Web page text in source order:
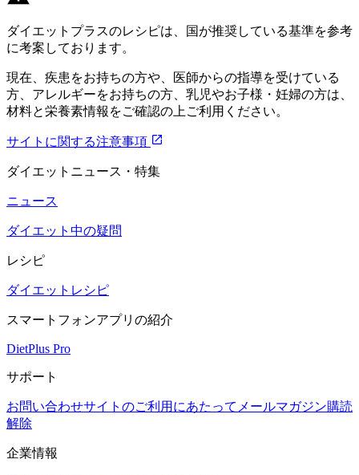
ダイエットプラスのレシピは、国が推奨している基準を参考
に考案しております。
現在、疾患をお持ちの方や、医師からの指導を受けている
方、アレルギーをお持ちの方、乳児やお子様・妊婦の方は、
材料と栄養素情報をご確認の上ご利用ください。
サイトに関する注意事項
ダイエットニュース・特集
ニュース
ダイエット中の疑問
レシピ
ダイエットレシピ
スマートフォンアプリの紹介
DietPlus Pro
サポート
お問い合わせサイトのご利用にあたって メールマガジン購読
解除
企業情報